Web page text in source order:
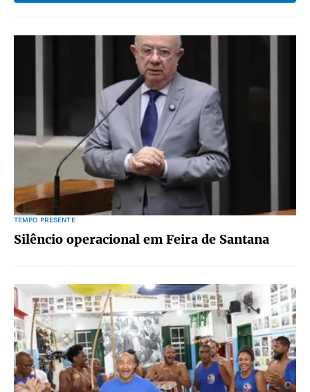
TEMPO PRESENTE
Silêncio operacional em Feira de Santana